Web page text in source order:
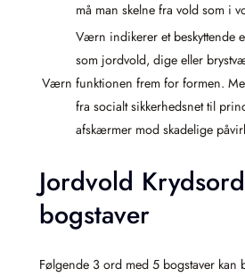
må man skelne fra vold som i
Værn
Værn indikerer et beskyttende
som jordvold, dige eller
funktionen frem for formen.
fra socialt sikkerhedsnet til
afskærmer mod skadelige
Jordvold
bogstaver
Følgende 3 ord med 5 bogstaver kan